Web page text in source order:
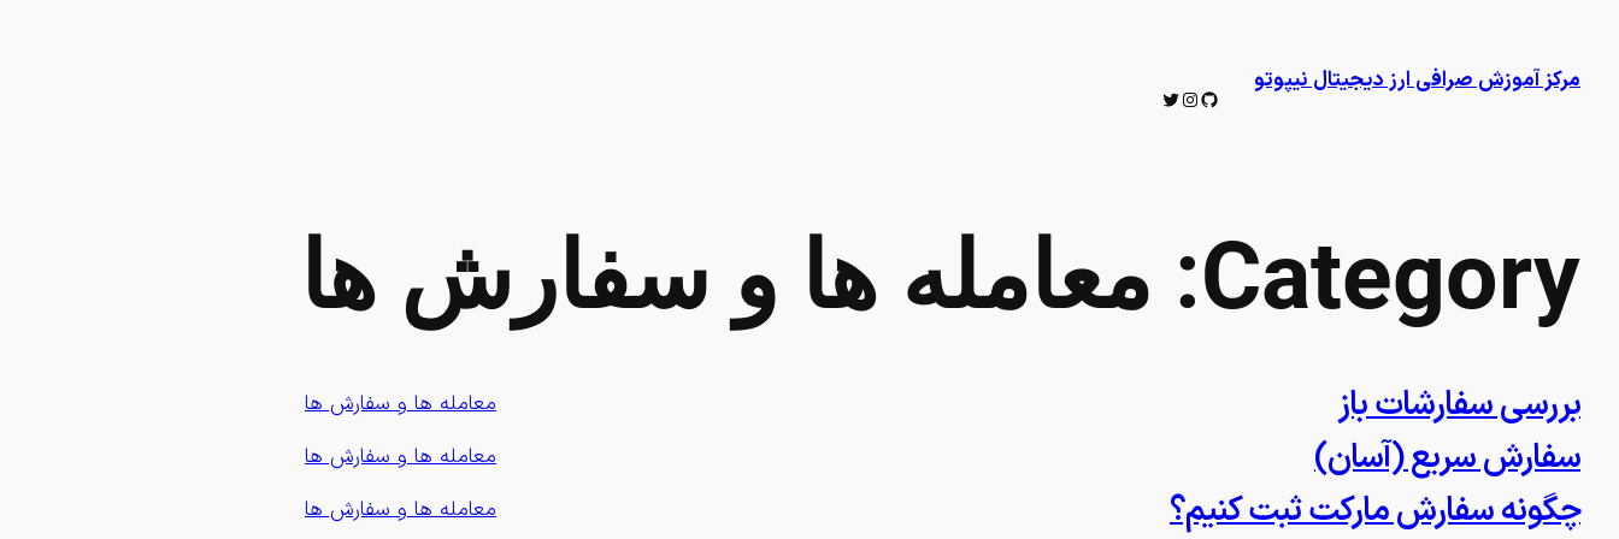
content
مرکز آموزش صرافی ارز دیجیتال نیپوتو
GitHub
Instagram
Twitter
Category: معامله ها و سفارش ها
بررسی سفارشات باز معامله ها و سفارش ها
سفارش سریع (آسان) معامله ها و سفارش ها
چگونه سفارش مارکت ثبت کنیم؟ معامله ها و سفارش ها